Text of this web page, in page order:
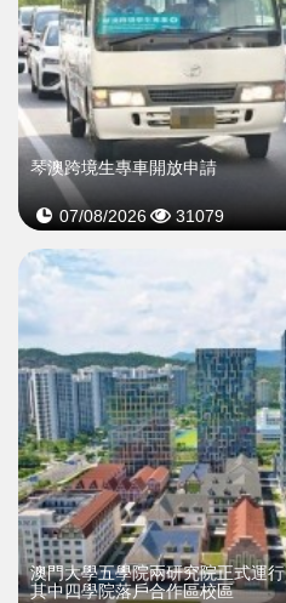
琴澳跨境生專車開放申請
07/08/2026 31079
澳門大學五學院兩研究院正式運行
其中四學院落戶合作區校區